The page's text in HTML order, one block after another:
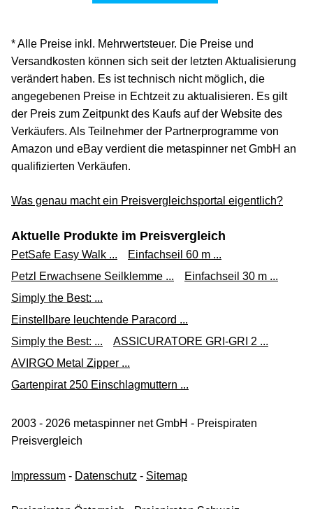
* Alle Preise inkl. Mehrwertsteuer. Die Preise und
Versandkosten können sich seit der letzten Aktualisierung
verändert haben. Es ist technisch nicht möglich, die
angegebenen Preise in Echtzeit zu aktualisieren. Es gilt
der Preis zum Zeitpunkt des Kaufs auf der Website des
Verkäufers. Als Teilnehmer der Partnerprogramme von
Amazon und eBay verdient die metaspinner net GmbH an
qualifizierten Verkäufen.
Was genau macht ein Preisvergleichsportal eigentlich?
Aktuelle Produkte im Preisvergleich
PetSafe Easy Walk ...
Einfachseil 60 m ...
Petzl Erwachsene Seilklemme ...
Einfachseil 30 m ...
Simply the Best: ...
Einstellbare leuchtende Paracord ...
Simply the Best: ...
ASSICURATORE GRI-GRI 2 ...
AVIRGO Metal Zipper ...
Gartenpirat 250 Einschlagmuttern ...
2003 - 2026 metaspinner net GmbH - Preispiraten
Preisvergleich
Impressum - Datenschutz - Sitemap